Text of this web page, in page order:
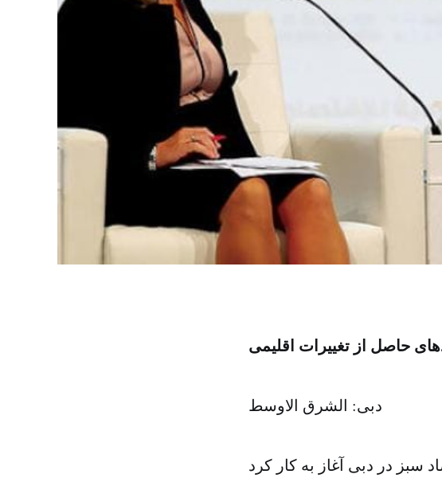
حاصل از تغییرات اقلیمی
دبی: الشرق الاوسط